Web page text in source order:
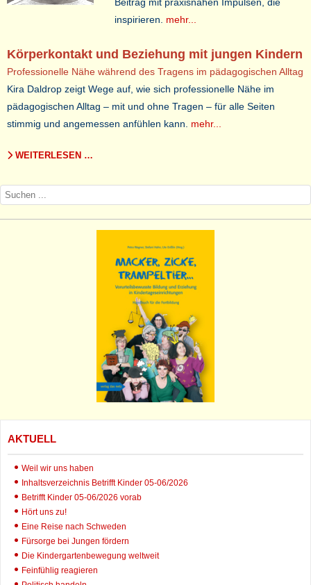
inspirieren. mehr...
Körperkontakt und Beziehung mit jungen Kindern
Professionelle Nähe während des Tragens im pädagogischen Alltag
Kira Daldrop zeigt Wege auf, wie sich professionelle Nähe im
pädagogischen Alltag – mit und ohne Tragen – für alle Seiten
stimmig und angemessen anfühlen kann. mehr...
WEITERLESEN …
AKTUELL
Weil wir uns haben
Inhaltsverzeichnis Betrifft Kinder 05-06/2026
Betrifft Kinder 05-06/2026 vorab
Hört uns zu!
Eine Reise nach Schweden
Fürsorge bei Jungen fördern
Die Kindergartenbewegung weltweit
Feinfühlig reagieren